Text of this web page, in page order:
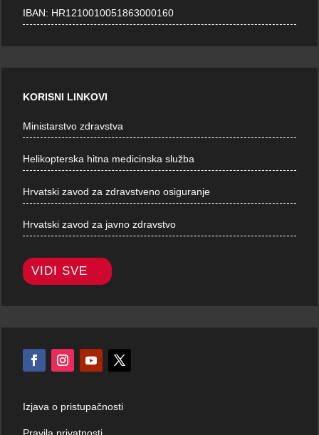
IBAN: HR1210010051863000160
KORISNI LINKOVI
Ministarstvo zdravstva
Helikopterska hitna medicinska služba
Hrvatski zavod za zdravstveno osiguranje
Hrvatski zavod za javno zdravstvo
VIDI SVE
Izjava o pristupačnosti